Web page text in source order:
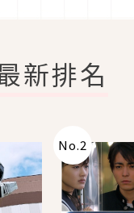
新排名
No.2